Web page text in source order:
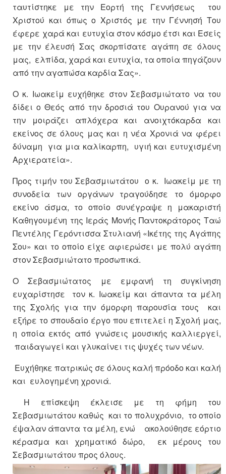
ταυτίστηκε με την Εορτή της Γεννήσεως του
Χριστού και όπως ο Χριστός με την Γέννησή Του
έφερε χαρά και ευτυχία στον κόσμο έτσι και Εσείς
με την έλευσή Σας σκορπίσατε αγάπη σε όλους
μας, ελπίδα, χαρά και ευτυχία, τα οποία πηγάζουν
από την αγαπώσα καρδία Σας».
Ο κ. Ιωακείμ ευχήθηκε στον Σεβασμιώτατο να του
δίδει ο Θεός από την δροσιά του Ουρανού για να
την μοιράζει απλόχερα και ανοιχτόκαρδα και
εκείνος σε όλους μας και η νέα Χρονιά να φέρει
δύναμη για μια καλίκαρπη, υγιή και ευτυχισμένη
Αρχιερατεία».
Προς τιμήν του Σεβασμιωτάτου ο κ. Ιωακείμ με τη
συνοδεία των οργάνων τραγούδησε το όμορφο
εκείνο άσμα, το οποίο συνέγραψε η μακαριστή
Καθηγουμένη της Ιεράς Μονής Παντοκράτορος Ταώ
Πεντέλης Γερόντισσα Στυλιανή «Ικέτης της Αγάπης
Σου» και το οποίο είχε αφιερώσει με πολύ αγάπη
στον Σεβασμιώτατο προσωπικά.
Ο Σεβασμιώτατος με εμφανή τη συγκίνηση
ευχαρίστησε τον κ. Ιωακείμ και άπαντα τα μέλη
της Σχολής για την όμορφη παρουσία τους και
εξήρε το σπουδαίο έργο που επιτελεί η Σχολή μας,
η οποία εκτός από γνώσεις μουσικής καλλιεργεί,
παιδαγωγεί και γλυκαίνει τις ψυχές των νέων.
Ευχήθηκε πατρικώς σε όλους καλή πρόοδο και καλή
και ευλογημένη χρονιά.
Η επίσκεψη έκλεισε με τη φήμη του
Σεβασμιωτάτου καθώς και το πολυχρόνιο, το οποίο
έψαλαν άπαντα τα μέλη, ενώ ακολούθησε εόρτιο
κέρασμα και χρηματικό δώρο, εκ μέρους του
Σεβασμιωτάτου προς όλους.